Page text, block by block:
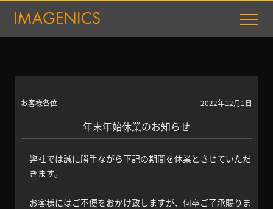
お客様各位 2022年12月1日
年末年始休業のお知らせ
弊社では誠に勝手ながら下記の期間を休業とさせていただ
きます。
お客様にはご不便をおかけ致しますが、何卒ご了承賜りま